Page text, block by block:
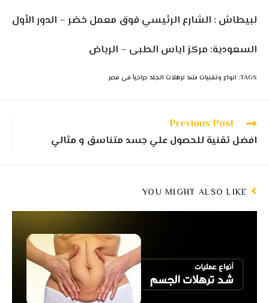
لبيطاش : الشارع الرئيسي فوق معمل خضر – الدور الأول
السعودية: مركز اباس الطبى – الرياض
TAGS
: انواع وتقنيات شد ترهلات الجلد جراحيآ فى مصر
Previous Post
افضل تقنية للحصول علي جسد متناسق و مثالي
YOU MIGHT ALSO LIKE